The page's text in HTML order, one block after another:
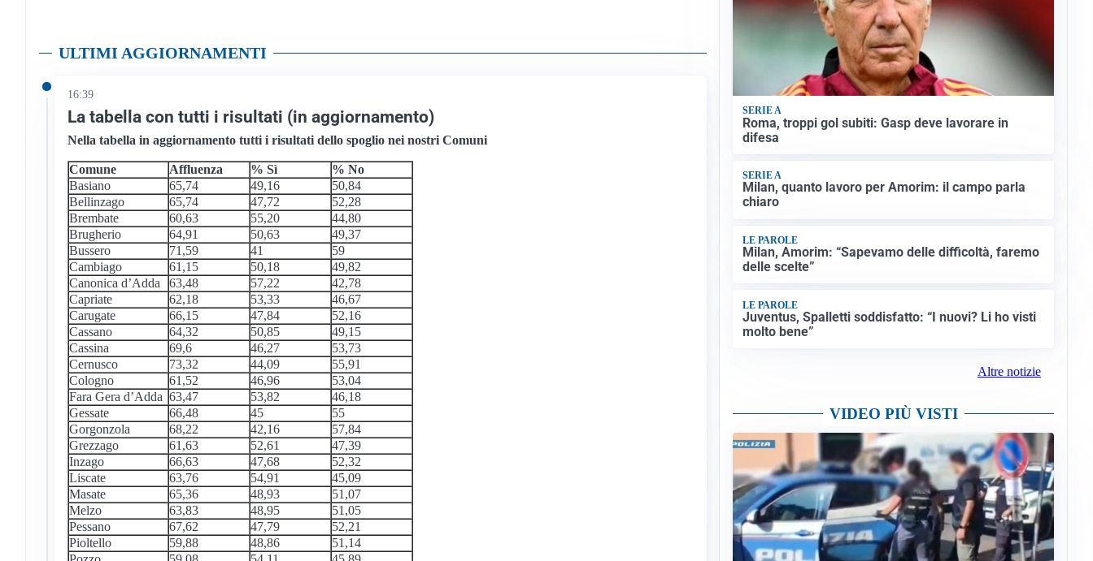
ULTIMI AGGIORNAMENTI
16:39
La tabella con tutti i risultati (in aggiornamento)
Nella tabella in aggiornamento tutti i risultati dello spoglio nei nostri Comuni
Comune Affluenza % Sì
% No
Basiano
65,74 49,16
50,84
Bellinzago
65,74 47,72
52,28
Brembate
60,63 55,20
44,80
Brugherio
64,91 50,63
49,37
Bussero
71,59 41
59
Cambiago
61,15 50,18
49,82
Canonica d’Adda
63,48 57,22
42,78
Capriate
62,18 53,33
46,67
Carugate
66,15 47,84
52,16
Cassano
64,32 50,85
49,15
Cassina
69,6 46,27
53,73
Cernusco
73,32 44,09
55,91
Cologno
61,52 46,96
53,04
Fara Gera d’Adda 63,47 53,82
46,18
Gessate
66,48 45
55
Gorgonzola
68,22 42,16
57,84
Grezzago
61,63 52,61
47,39
Inzago
66,63 47,68
52,32
Liscate
63,76 54,91
45,09
Masate
65,36 48,93
51,07
Melzo
63,83 48,95
51,05
Pessano
67,62 47,79
52,21
Pioltello
59,88 48,86
51,14
SERIE A
Roma, troppi gol subiti: Gasp deve lavorare in
difesa
SERIE A
Milan, quanto lavoro per Amorim: il campo parla
chiaro
LE PAROLE
Milan, Amorim: “Sapevamo delle difficoltà, faremo
delle scelte”
LE PAROLE
Juventus, Spalletti soddisfatto: “I nuovi? Li ho visti
molto bene”
Altre notizie
VIDEO PIÙ VISTI